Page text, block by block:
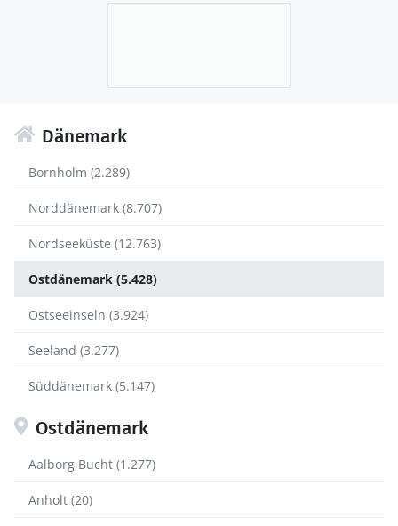
Dänemark
Bornholm (2.289)
Norddänemark (8.707)
Nordseeküste (12.763)
Ostdänemark (5.428)
Ostseeinseln (3.924)
Seeland (3.277)
Süddänemark (5.147)
Ostdänemark
Aalborg Bucht (1.277)
Anholt (20)